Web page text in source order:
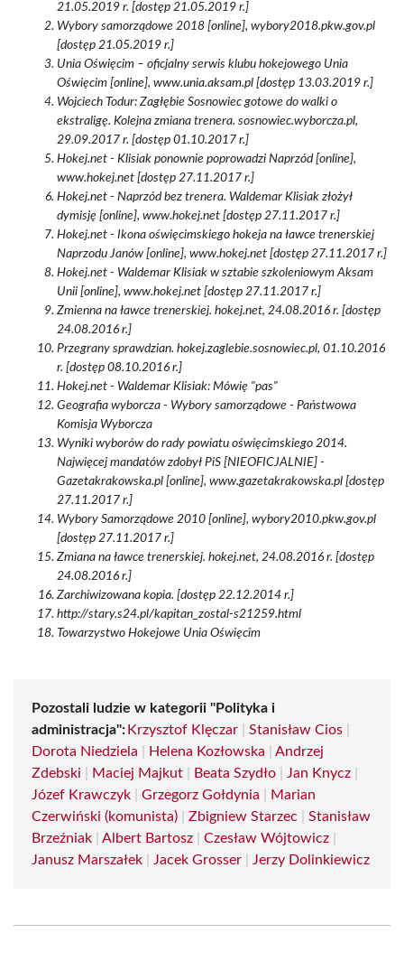
21.05.2019 r. [dostęp 21.05.2019 r.]
Wybory samorządowe 2018 [online], wybory2018.pkw.gov.pl
[dostęp 21.05.2019 r.]
Unia Oświęcim – oficjalny serwis klubu hokejowego Unia
Oświęcim [online], www.unia.aksam.pl [dostęp 13.03.2019 r.]
Wojciech Todur: Zagłębie Sosnowiec gotowe do walki o
ekstraligę. Kolejna zmiana trenera. sosnowiec.wyborcza.pl,
29.09.2017 r. [dostęp 01.10.2017 r.]
Hokej.net - Klisiak ponownie poprowadzi Naprzód [online],
www.hokej.net [dostęp 27.11.2017 r.]
Hokej.net - Naprzód bez trenera. Waldemar Klisiak złożył
dymisję [online], www.hokej.net [dostęp 27.11.2017 r.]
Hokej.net - Ikona oświęcimskiego hokeja na ławce trenerskiej
Naprzodu Janów [online], www.hokej.net [dostęp 27.11.2017 r.]
Hokej.net - Waldemar Klisiak w sztabie szkoleniowym Aksam
Unii [online], www.hokej.net [dostęp 27.11.2017 r.]
Zmienna na ławce trenerskiej. hokej.net, 24.08.2016 r. [dostęp
24.08.2016 r.]
Przegrany sprawdzian. hokej.zaglebie.sosnowiec.pl, 01.10.2016
r. [dostęp 08.10.2016 r.]
Hokej.net - Waldemar Klisiak: Mówię "pas"
Geografia wyborcza - Wybory samorządowe - Państwowa
Komisja Wyborcza
Wyniki wyborów do rady powiatu oświęcimskiego 2014.
Najwięcej mandatów zdobył PiS [NIEOFICJALNIE] -
Gazetakrakowska.pl [online], www.gazetakrakowska.pl [dostęp
27.11.2017 r.]
Wybory Samorządowe 2010 [online], wybory2010.pkw.gov.pl
[dostęp 27.11.2017 r.]
Zmiana na ławce trenerskiej. hokej.net, 24.08.2016 r. [dostęp
24.08.2016 r.]
Zarchiwizowana kopia. [dostęp 22.12.2014 r.]
http://stary.s24.pl/kapitan_zostal-s21259.html
Towarzystwo Hokejowe Unia Oświęcim
Pozostali ludzie w kategorii "Polityka i
administracja": Krzysztof Klęczar Stanisław Cios
Dorota Niedziela
Helena Kozłowska
Andrzej
Zdebski
Maciej Majkut Beata Szydło Jan Knycz
Józef Krawczyk
Grzegorz Gołdynia
Marian
Czerwiński (komunista)
Zbigniew Starzec
Stanisław
Brzeźniak
Albert Bartosz Czesław Wójtowicz
Janusz Marszałek
Jacek Grosser Jerzy Dolinkiewicz